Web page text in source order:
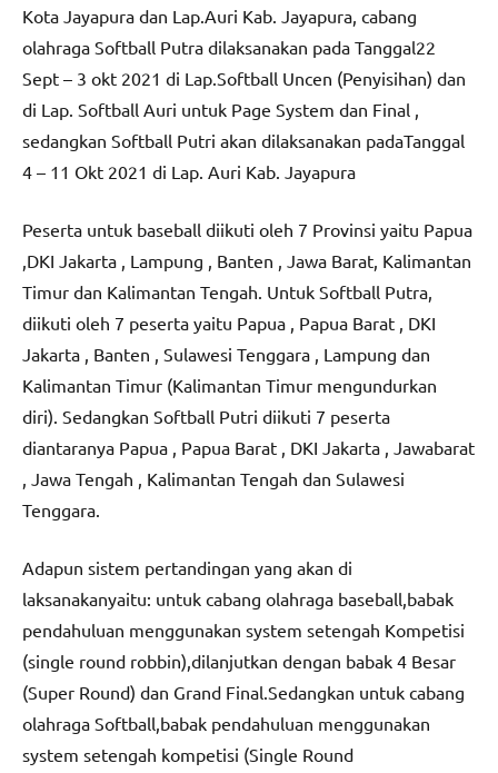
Kota Jayapura dan Lap.Auri Kab. Jayapura, cabang
olahraga Softball Putra dilaksanakan pada Tanggal22
Sept – 3 okt 2021 di Lap.Softball Uncen (Penyisihan) dan
di Lap. Softball Auri untuk Page System dan Final ,
sedangkan Softball Putri akan dilaksanakan padaTanggal
4 – 11 Okt 2021 di Lap. Auri Kab. Jayapura
Peserta untuk baseball diikuti oleh 7 Provinsi yaitu Papua
,DKI Jakarta , Lampung , Banten , Jawa Barat, Kalimantan
Timur dan Kalimantan Tengah. Untuk Softball Putra,
diikuti oleh 7 peserta yaitu Papua , Papua Barat , DKI
Jakarta , Banten , Sulawesi Tenggara , Lampung dan
Kalimantan Timur (Kalimantan Timur mengundurkan
diri). Sedangkan Softball Putri diikuti 7 peserta
diantaranya Papua , Papua Barat , DKI Jakarta , Jawabarat
, Jawa Tengah , Kalimantan Tengah dan Sulawesi
Tenggara.
Adapun sistem pertandingan yang akan di
laksanakanyaitu: untuk cabang olahraga baseball,babak
pendahuluan menggunakan system setengah Kompetisi
(single round robbin),dilanjutkan dengan babak 4 Besar
(Super Round) dan Grand Final.Sedangkan untuk cabang
olahraga Softball,babak pendahuluan menggunakan
system setengah kompetisi (Single Round